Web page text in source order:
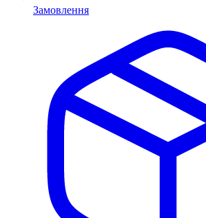
Замовлення